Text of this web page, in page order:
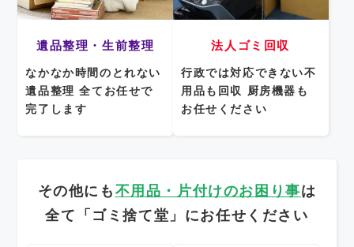
遺品整理・生前整理
なかなか時間のとれない
遺品整理 全てお任せで
完了します
法人ゴミ回収
行政では対応できない不
用品も回収 厨房機器も
お任せください
その他にも 不用品・片付けのお困り事は
全て「ゴミ捨て堂」にお任せください